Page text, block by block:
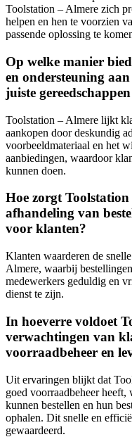
Toolstation – Almere zich
helpen en hen te voorzien
passende oplossing te
Op welke manier
en ondersteuning
juiste
Toolstation – Almere lijkt
aankopen door deskundig
voorbeeldmateriaal en het
aanbiedingen, waardoor
kunnen doen.
Hoe zorgt
afhandeling van
voor klanten?
Klanten waarderen de
Almere, waarbij
medewerkers geduldig en
dienst te zijn.
In hoeverre voldoet
verwachtingen van
voorraadbeheer en
Uit ervaringen blijkt dat
goed voorraadbeheer
kunnen bestellen en hun
ophalen. Dit snelle en
gewaardeerd.